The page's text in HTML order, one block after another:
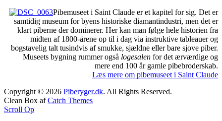
Pibemuseet i Saint Claude er et kapitel for sig. Det er
samtidig museum for byens historiske diamantindustri, men det er
klart piberne der dominerer. Her kan man følge hele historien fra
midten af 1800-årene op til i dag via instruktive tableauer og
bogstavelig talt tusindvis af smukke, sjældne eller bare sjove piber.
Museets bygning rummer også logesalen for det ærværdige og
mere end 100 år gamle pibebroderskab.
Læs mere om pibemuseet i Saint Claude
Copyright © 2026 Piberyger.dk. All Rights Reserved.
Clean Box afCatch Themes
Scroll Op